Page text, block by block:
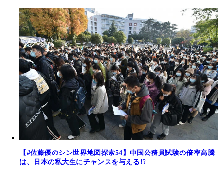
【#佐藤優のシン世界地図探索54】中国公務員試験の倍率高騰
は、日本の私大生にチャンスを与える!?